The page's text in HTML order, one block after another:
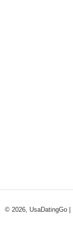
© 2026, UsaDatingGo |